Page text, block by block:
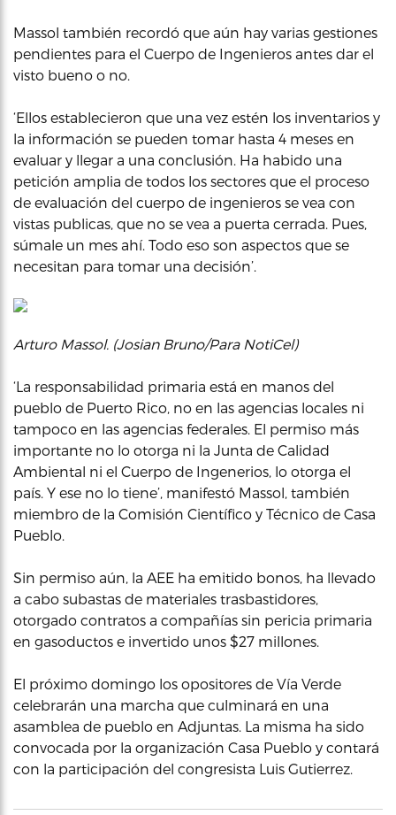
Massol también recordó que aún hay varias gestiones
pendientes para el Cuerpo de Ingenieros antes dar el
visto bueno o no.
‘Ellos establecieron que una vez estén los inventarios y
la información se pueden tomar hasta 4 meses en
evaluar y llegar a una conclusión. Ha habido una
petición amplia de todos los sectores que el proceso
de evaluación del cuerpo de ingenieros se vea con
vistas publicas, que no se vea a puerta cerrada. Pues,
súmale un mes ahí. Todo eso son aspectos que se
necesitan para tomar una decisión’.
Arturo Massol. (Josian Bruno/Para NotiCel)
‘La responsabilidad primaria está en manos del
pueblo de Puerto Rico, no en las agencias locales ni
tampoco en las agencias federales. El permiso más
importante no lo otorga ni la Junta de Calidad
Ambiental ni el Cuerpo de Ingenerios, lo otorga el
país. Y ese no lo tiene’, manifestó Massol, también
miembro de la Comisión Científico y Técnico de Casa
Pueblo.
Sin permiso aún, la AEE ha emitido bonos, ha llevado
a cabo subastas de materiales trasbastidores,
otorgado contratos a compañías sin pericia primaria
en gasoductos e invertido unos $27 millones.
El próximo domingo los opositores de Vía Verde
celebrarán una marcha que culminará en una
asamblea de pueblo en Adjuntas. La misma ha sido
convocada por la organización Casa Pueblo y contará
con la participación del congresista Luis Gutierrez.